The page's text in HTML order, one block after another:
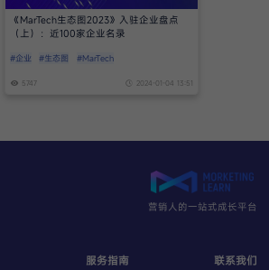
《MarTech生态图2023》入驻企业盘点
（上）：近100家企业名录
#企业 #生态图 #MarTech
5747 2024-01-04 13:51
营销人的一站式成长平台
服务指南 联系我们